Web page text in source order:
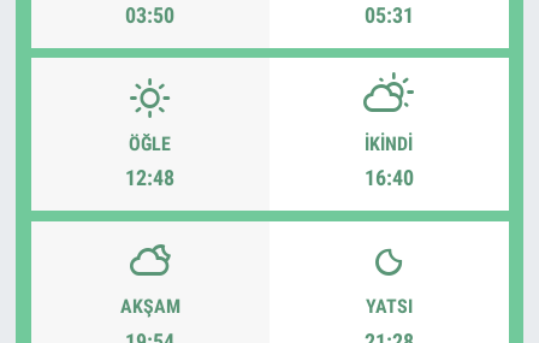
03:50 05:31
ÖĞLE
12:48
İKINDI
16:40
AKŞAM YATSI